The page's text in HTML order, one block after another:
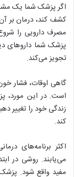
اگر پزشک شما یک
کشف کند، درمان بر
مصرف دارویی را
پزشک شما داروهای
تجویز می‌کند.
گاهی اوقات، فشار
است. در این مورد،
زندگی خود را تغییر
کند.
اکثر برنامه‌های
می‌یابند. روشی در
مفید واقع شود.